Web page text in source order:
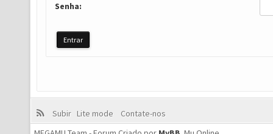
Senha:
Subir Lite mode
Contate-nos